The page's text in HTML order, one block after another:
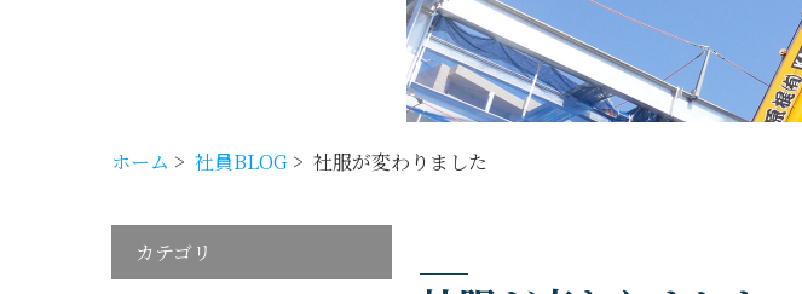
ホーム > 社員BLOG > 社服が変わりました
カテゴリ